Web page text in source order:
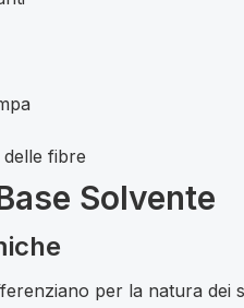
fibre
Solvente
per la natura dei